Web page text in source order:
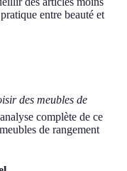
entre beauté et
des meubles de
complète de ce
de rangement